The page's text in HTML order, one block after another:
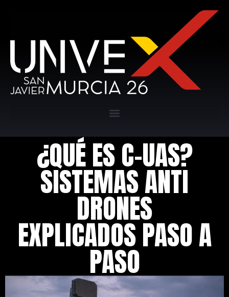
¿QUÉ ES C-UAS?
SISTEMAS ANTI
DRONES
EXPLICADOS PASO A
PASO